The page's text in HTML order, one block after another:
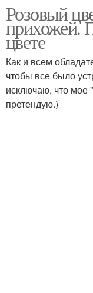
Розовый
прихожей.
цвете
Как и всем
чтобы все было
исключаю, что мое
претендую.)